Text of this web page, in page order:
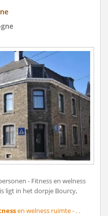
- Fitness en welness
ligt in het dorpje Bourcy,
en welness ruimte - . .